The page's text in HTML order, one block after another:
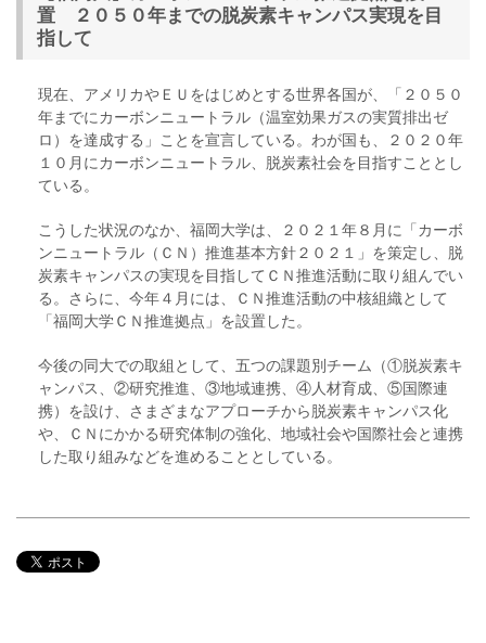
置 ２０５０年までの脱炭素キャンパス実現を目
指して
現在、アメリカやＥＵをはじめとする世界各国が、「２０５０
年までにカーボンニュートラル（温室効果ガスの実質排出ゼ
ロ）を達成する」ことを宣言している。わが国も、２０２０年
１０月にカーボンニュートラル、脱炭素社会を目指すこととし
ている。
こうした状況のなか、福岡大学は、２０２１年８月に「カーボ
ンニュートラル（ＣＮ）推進基本方針２０２１」を策定し、脱
炭素キャンパスの実現を目指してＣＮ推進活動に取り組んでい
る。さらに、今年４月には、ＣＮ推進活動の中核組織として
「福岡大学ＣＮ推進拠点」を設置した。
今後の同大での取組として、五つの課題別チーム（①脱炭素キ
ャンパス、②研究推進、③地域連携、④人材育成、⑤国際連
携）を設け、さまざまなアプローチから脱炭素キャンパス化
や、ＣＮにかかる研究体制の強化、地域社会や国際社会と連携
した取り組みなどを進めることとしている。